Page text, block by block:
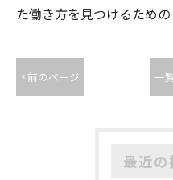
た働き方を見つけるため
< 前のページ 一
最近の